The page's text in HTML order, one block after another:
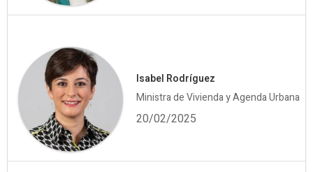
Isabel Rodríguez
Ministra de Vivienda y Agenda Urbana
20/02/2025